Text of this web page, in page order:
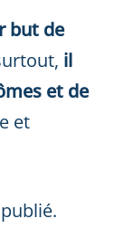
but de
il
et de
et